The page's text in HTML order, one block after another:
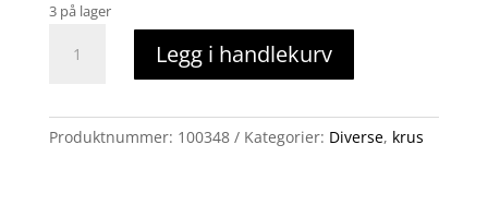
3 på lager
antall
Legg i handlekurv
Produktnummer: 100348 Kategorier: Diverse, krus